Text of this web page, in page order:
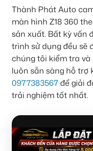
Thành Phát Auto
màn hình Z18 360
sản xuất. Bất kỳ vấn
trình sử dụng đều sẽ
chúng tôi kiểm tra
luôn sẵn sàng hỗ trợ
0977383567để giải
trải nghiệm tốt nhất.